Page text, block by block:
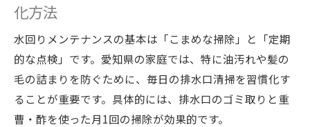
め方
水回りメンテナンスで早期発見・早期対策
を実践
家庭配管予防策と点検頻度のバランスを考
化方法
水回りメンテナンスの基本は「こまめな掃除」と「定期
的な点検」です。愛知県の家庭では、特に油汚れや髪の
毛の詰まりを防ぐために、毎日の排水口清掃を習慣化す
ることが重要です。具体的には、排水口のゴミ取りと重
曹・酢を使った月1回の掃除が効果的です。